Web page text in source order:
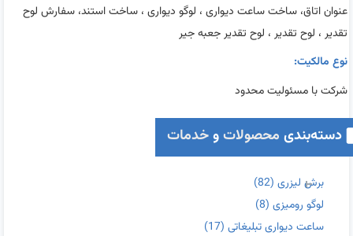
عنوان اتاق، ساخت ساعت دیواری ، لوگو دیواری ، ساخت استند، سفارش لوح
تقدیر ، لوح تقدیر ، لوح تقدیر جعبه جیر
نوع مالکیت:
شرکت با مسئولیت محدود
دسته‌بندی محصولاتوخدمات
برش لیزری (82)
لوگو رومیزی (8)
ساعت دیواری تبلیغاتی (17)